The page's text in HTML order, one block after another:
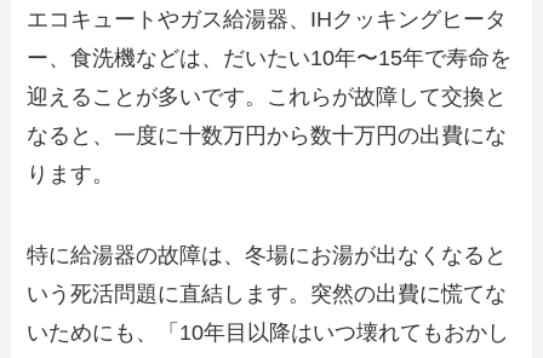
エコキュートやガス給湯器、IHクッキングヒータ
ー、食洗機などは、だいたい10年〜15年で寿命を
迎えることが多いです。これらが故障して交換と
なると、一度に十数万円から数十万円の出費にな
ります。
特に給湯器の故障は、冬場にお湯が出なくなると
いう死活問題に直結します。突然の出費に慌てな
いためにも、「10年目以降はいつ壊れてもおかし